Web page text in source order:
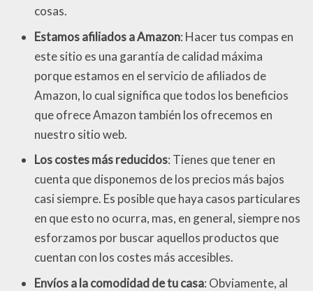
cosas.
Estamos afiliados a Amazon: Hacer tus compas en
este sitio es una garantía de calidad máxima
porque estamos en el servicio de afiliados de
Amazon, lo cual significa que todos los beneficios
que ofrece Amazon también los ofrecemos en
nuestro sitio web.
Los costes más reducidos: Tienes que tener en
cuenta que disponemos de los precios más bajos
casi siempre. Es posible que haya casos particulares
en que esto no ocurra, mas, en general, siempre nos
esforzamos por buscar aquellos productos que
cuentan con los costes más accesibles.
Envíos a la comodidad de tu casa: Obviamente, al